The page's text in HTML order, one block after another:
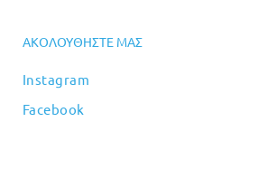
ΑΚΟΛΟΥΘΉΣΤΕ ΜΑΣ
Instagram
Facebook